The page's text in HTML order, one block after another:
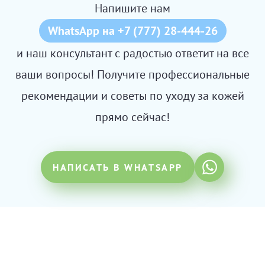
Напишите нам
WhatsApp на +7 (777) 28-444-26
и наш консультант с радостью ответит на все
ваши вопросы! Получите профессиональные
рекомендации и советы по уходу за кожей
прямо сейчас!
НАПИСАТЬ В WHATSAPP